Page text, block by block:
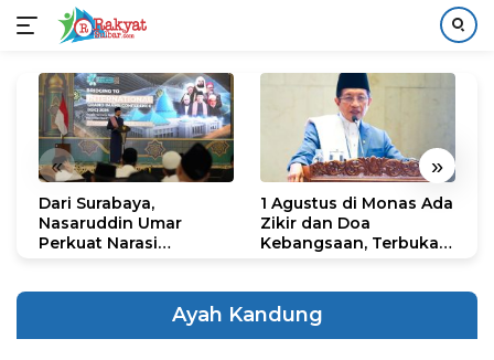
konten
« »
Dari Surabaya,
Nasaruddin Umar
Perkuat Narasi
1 Agustus di Monas Ada
Zikir dan Doa
Kebangsaan, Terbuka
Ayah Kandung